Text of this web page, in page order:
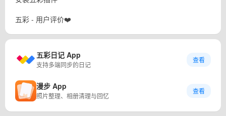
五彩 - 用户评价❤️
五彩日记 App
支持多端同步的日记
查看
漫步 App
照片整理、相册清理与回忆
查看